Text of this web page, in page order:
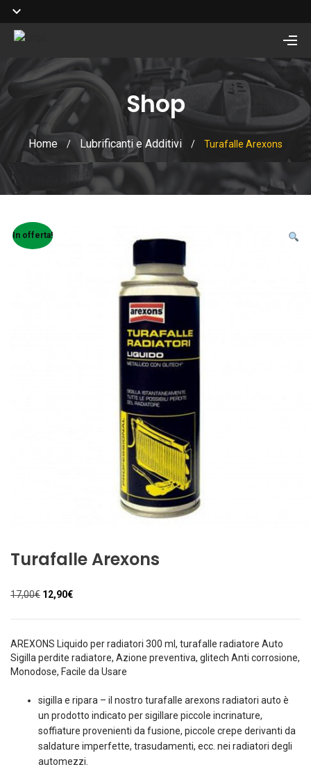
Shop
Home / Lubrificanti e Additivi / Turafalle Arexons
In offerta!
Turafalle Arexons
17,00€ Il
originale
17,00€.
12,90€Il
attuale
12,90€.
AREXONS Liquido per radiatori 300 ml, turafalle radiatore Auto
Sigilla perdite radiatore, Azione preventiva, glitech Anti corrosione,
Monodose, Facile da Usare
sigilla e ripara – il nostro turafalle arexons radiatori auto è
un prodotto indicato per sigillare piccole incrinature,
soffiature provenienti da fusione, piccole crepe derivanti da
saldature imperfette, trasudamenti, ecc. nei radiatori degli
automezzi.